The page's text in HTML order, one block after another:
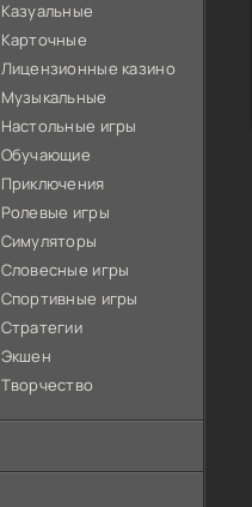
Казуальные
Карточные
Лицензионные казино
Музыкальные
Настольные игры
Обучающие
Приключения
Ролевые игры
Симуляторы
Словесные игры
Спортивные игры
Стратегии
Экшен
Творчество